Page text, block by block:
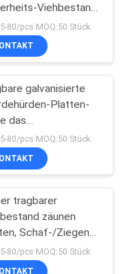
57
Viehbestand
Zaun-
80/pcs MOQ:50 Stück
galvanisierte
Platten-
das
Ende
80/pcs MOQ:50 Stück
tragbarer
zäunen
Schaf-/Ziegen-
Platte mit Tor
80/pcs MOQ:50 Stück